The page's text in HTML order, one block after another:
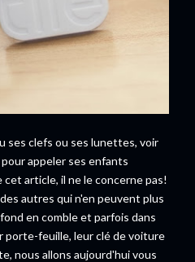
ses clefs ou ses lunettes, voir
appeler ses enfants
article, il ne le concerne pas!
autres qui n'en peuvent plus
en comble et parfois dans
porte-feuille, leur clé de voiture
nous allons aujourd'hui vous